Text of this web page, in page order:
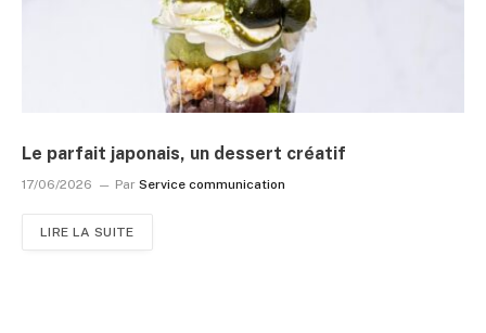
Le parfait japonais, un dessert créatif
17/06/2026 Par Service communication
LIRE LA SUITE